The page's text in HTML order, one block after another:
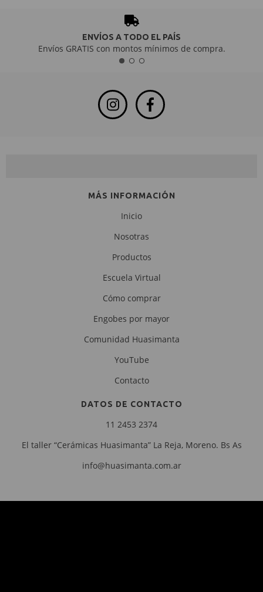
ENVÍOS A TODO EL PAÍS
Envíos GRATIS con montos mínimos de compra.
MÁS INFORMACIÓN
Inicio
Nosotras
Productos
Escuela Virtual
Cómo comprar
Engobes por mayor
Comunidad Huasimanta
YouTube
Contacto
DATOS DE CONTACTO
11 2453 2374
El taller “Cerámicas Huasimanta” La Reja, Moreno. Bs As
info@huasimanta.com.ar